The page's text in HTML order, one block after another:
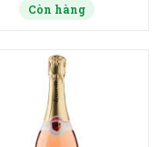
Còn hàng